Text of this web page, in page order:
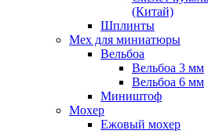
(Китай)
Шплинты
Мех для миниатюры
Вельбоа
Вельбоа 3 мм
Вельбоа 6 мм
Миништоф
Мохер
Ежовый мохер